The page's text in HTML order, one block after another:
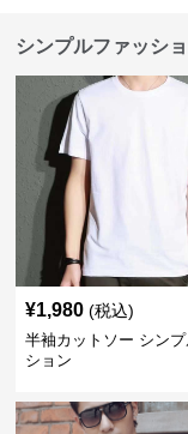
シンプルファッシ
¥1,980 (税込)
半袖カットソー シンプ
ション